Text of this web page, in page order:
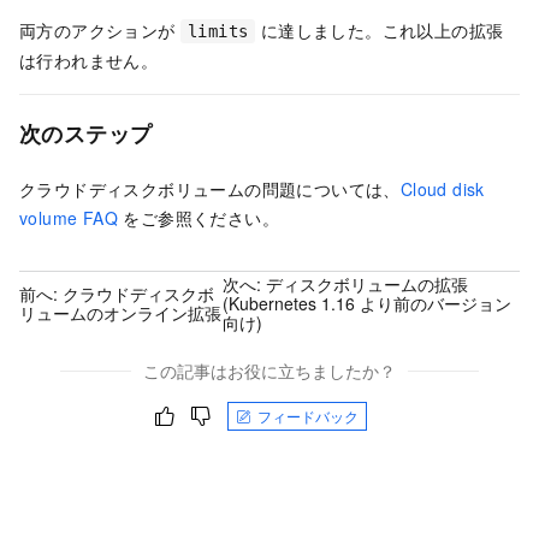
両方のアクションが limits
に達しました。これ以上の拡張
は行われません。
次のステップ
クラウドディスクボリュームの問題については、 Cloud disk
volume FAQ をご参照ください。
前へ: クラウドディスクボ
リュームのオンライン拡張
次へ:ディスクボリュームの拡張
(Kubernetes 1.16 より前のバージョン
向け)
この記事はお役に立ちましたか？
フィードバック